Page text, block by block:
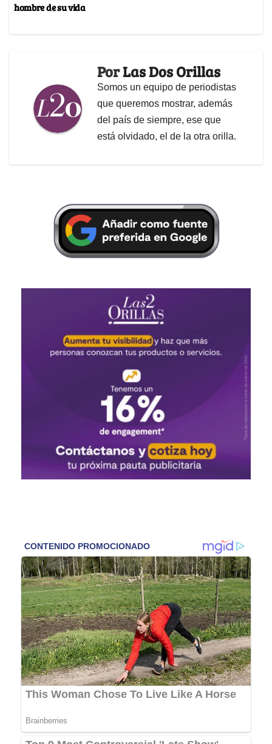
hombre de su vida
PorLas Dos Orillas
Somos un equipo de periodistas
que queremos mostrar, además
del país de siempre, ese que
está olvidado, el de la otra orilla.